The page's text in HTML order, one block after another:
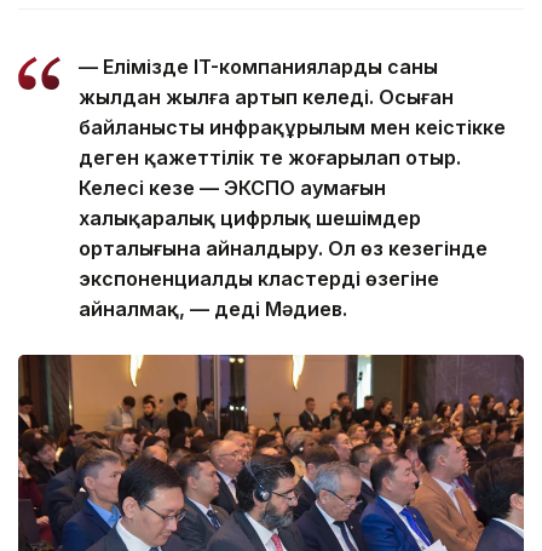
— Елімізде IT-компаниялардың саны
жылдан жылға артып келеді. Осыған
байланысты инфрақұрылым мен кеңістікке
деген қажеттілік те жоғарылап отыр.
Келесі кезең — ЭКСПО аумағын
халықаралық цифрлық шешімдер
орталығына айналдыру. Ол өз кезегінде
экспоненциалды кластердің өзегіне
айналмақ, — деді Мәдиев.